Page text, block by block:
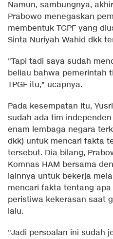
Namun, sambungnya,
Prabowo menegaskan
membentuk TGPF yang
Sinta Nuriyah Wahid dkk
"Tapi tadi saya sudah
beliau bahwa pemerintah
TPGF itu," ucapnya.
Pada kesempatan itu,
sudah ada tim
enam lembaga negara
dkk) untuk mencari fakta
tersebut. Dia bilang,
Komnas HAM bersama
lainnya untuk bekerja
mencari fakta tentang
peristiwa kekerasan saat
lalu.
"Jadi persoalan ini sudah